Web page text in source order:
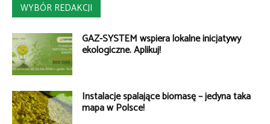
WYBÓR REDAKCJI
GAZ-SYSTEM wspiera lokalne inicjatywy
ekologiczne. Aplikuj!
Instalacje spalające biomasę – jedyna taka
mapa w Polsce!